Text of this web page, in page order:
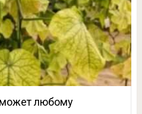
любому